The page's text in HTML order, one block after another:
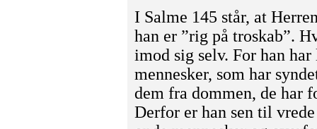
I Salme 145 står, at
han er ”rig på troskab”.
imod sig selv. For han
mennesker, som har
dem fra dommen, de har
Derfor er han sen til